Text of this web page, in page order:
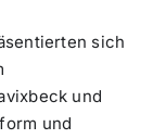
sich
und
und